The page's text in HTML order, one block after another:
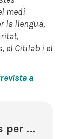
medi
la llengua,
el Citilab i el
a
per ...